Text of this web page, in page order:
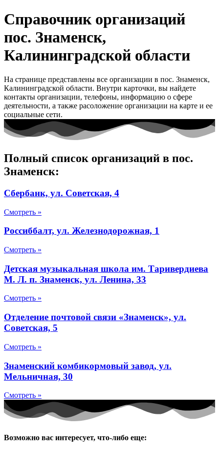
Справочник организаций
пос. Знаменск,
Калининградской области
На странице представлены все организации в пос. Знаменск,
Калининградской области. Внутри карточки, вы найдете
контакты организации, телефоны, информацию о сфере
деятельности, а также расоложение организации на карте и ее
социальные сети.
Полный список организаций в пос.
Знаменск:
Сбербанк, ул. Советская, 4
Смотреть »
Россиббалт, ул. Железнодорожная, 1
Смотреть »
Детская музыкальная школа им. Таривердиева
М. Л. п. Знаменск, ул. Ленина, 33
Смотреть »
Отделение почтовой связи «Знаменск», ул.
Советская, 5
Смотреть »
Знаменский комбикормовый завод, ул.
Мельничная, 30
Смотреть »
Возможно вас интересует, что-либо еще: